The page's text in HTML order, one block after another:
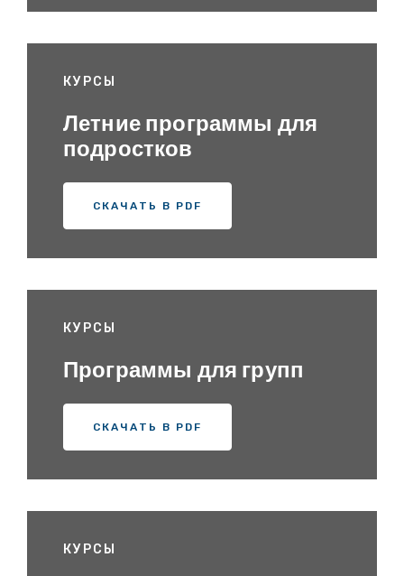
КУРСЫ
Летние программы для
подростков
СКАЧАТЬ В PDF
КУРСЫ
Программы для групп
СКАЧАТЬ В PDF
КУРСЫ